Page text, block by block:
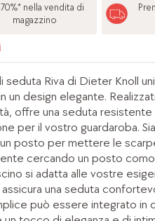
nella vendita di
magazzino
seduta Riva di Dieter Knoll
un design elegante.
offre una seduta
per il vostro guardaroba.
posto per mettere le
cercando un posto
si adatta alle vostre
una seduta
può essere integrato in